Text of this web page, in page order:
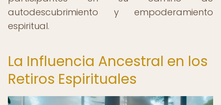
autodescubrimiento y empoderamiento
espiritual.
La Influencia Ancestral en los
Retiros Espirituales